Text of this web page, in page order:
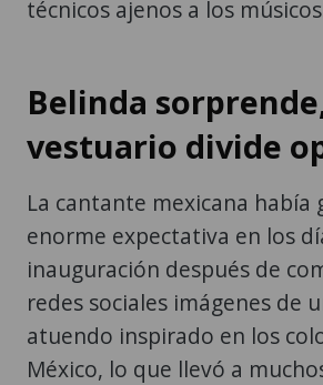
técnicos ajenos a los
Belinda
vestuario divide
La cantante mexicana había
enorme expectativa en los
inauguración después de
redes sociales imágenes de
atuendo inspirado en los
México, lo que llevó a